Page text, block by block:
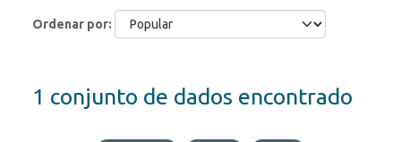
Ordenar por
1 conjunto de dados encontrado